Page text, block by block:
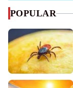
POPULAR